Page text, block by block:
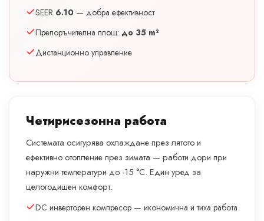
SEER 6.10 — добра ефективност
Препоръчителна площ: до 35 m²
Дистанционно управление
Четирисезонна работа
Системата осигурява охлаждане през лятото и
ефективно отопление през зимата — работи дори при
наружни температури до -15 °C. Един уред за
целогодишен комфорт.
DC инверторен компресор — икономична и тиха работа